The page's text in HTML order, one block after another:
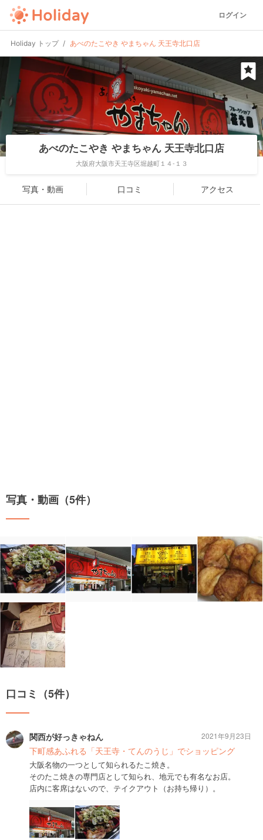
ログイン
Holiday トップ あべのたこやき やまちゃん 天王寺北口店
あべのたこやき やまちゃん 天王寺北口店
大阪府大阪市天王寺区堀越町１４-１３
写真・動画 口コミ アクセス
写真・動画（5件）
口コミ（5件）
関西が好っきゃねん
下町感あふれる「天王寺・てんのうじ」でショッピング
大阪名物の一つとして知られるたこ焼き。
そのたこ焼きの専門店として知られ、地元でも有名なお店。
店内に客席はないので、テイクアウト（お持ち帰り）。
2021年9月23日